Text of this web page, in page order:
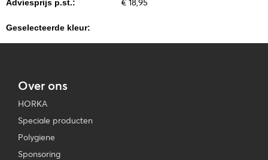
Adviesprijs p.st.: € 18,95
Geselecteerde kleur:
Over ons
HORKA
Speciale producten
Polygiene
Sponsoring